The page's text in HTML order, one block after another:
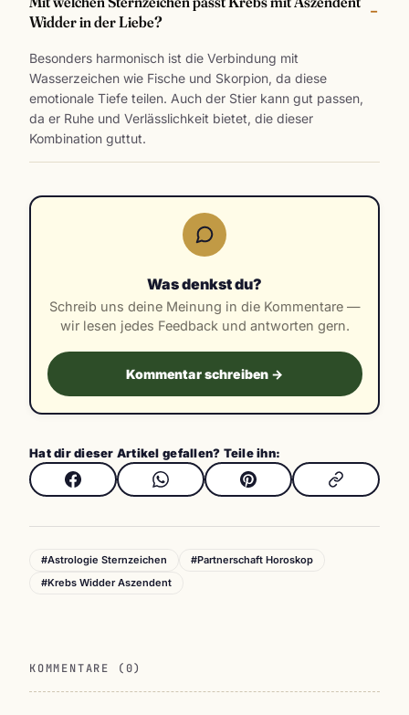
Widder in der Liebe?
Besonders harmonisch ist die Verbindung mit
Wasserzeichen wie Fische und Skorpion, da diese
emotionale Tiefe teilen. Auch der Stier kann gut passen,
da er Ruhe und Verlässlichkeit bietet, die dieser
Kombination guttut.
Was denkst du?
Schreib uns deine Meinung in die Kommentare —
wir lesen jedes Feedback und antworten gern.
Kommentar schreiben →
Hat dir dieser Artikel gefallen? Teile ihn:
#Astrologie Sternzeichen
#Partnerschaft Horoskop
#Krebs Widder Aszendent
KOMMENTARE (0)